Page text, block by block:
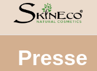
Presse